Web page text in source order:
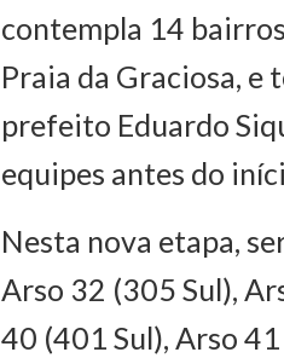
contempla 14
Praia da Graciosa, e
prefeito Eduardo
equipes antes do
Nesta nova etapa,
Arso 32 (305 Sul),
40 (401 Sul), Arso